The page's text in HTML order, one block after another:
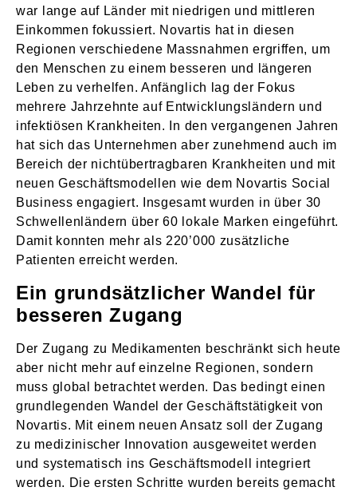
war lange auf Länder mit niedrigen und mittleren
Einkommen fokussiert. Novartis hat in diesen
Regionen verschiedene Massnahmen ergriffen, um
den Menschen zu einem besseren und längeren
Leben zu verhelfen. Anfänglich lag der Fokus
mehrere Jahrzehnte auf Entwicklungsländern und
infektiösen Krankheiten. In den vergangenen Jahren
hat sich das Unternehmen aber zunehmend auch im
Bereich der nichtübertragbaren Krankheiten und mit
neuen Geschäftsmodellen wie dem Novartis Social
Business engagiert. Insgesamt wurden in über 30
Schwellenländern über 60 lokale Marken eingeführt.
Damit konnten mehr als 220’000 zusätzliche
Patienten erreicht werden.
Ein grundsätzlicher Wandel für
besseren Zugang
Der Zugang zu Medikamenten beschränkt sich heute
aber nicht mehr auf einzelne Regionen, sondern
muss global betrachtet werden. Das bedingt einen
grundlegenden Wandel der Geschäftstätigkeit von
Novartis. Mit einem neuen Ansatz soll der Zugang
zu medizinischer Innovation ausgeweitet werden
und systematisch ins Geschäftsmodell integriert
werden. Die ersten Schritte wurden bereits gemacht